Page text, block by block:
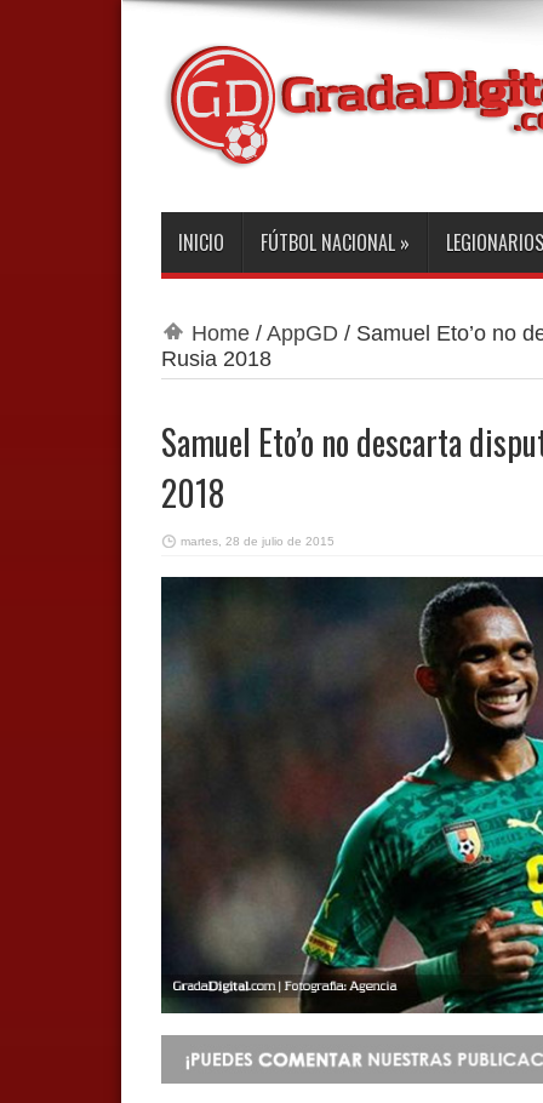
INICIO FÚTBOL NACIONAL » LEGIONARIOS
Home/ AppGD / Samuel Eto’o no
Rusia 2018
Samuel Eto’o no descarta
2018
martes, 28 de julio de 2015